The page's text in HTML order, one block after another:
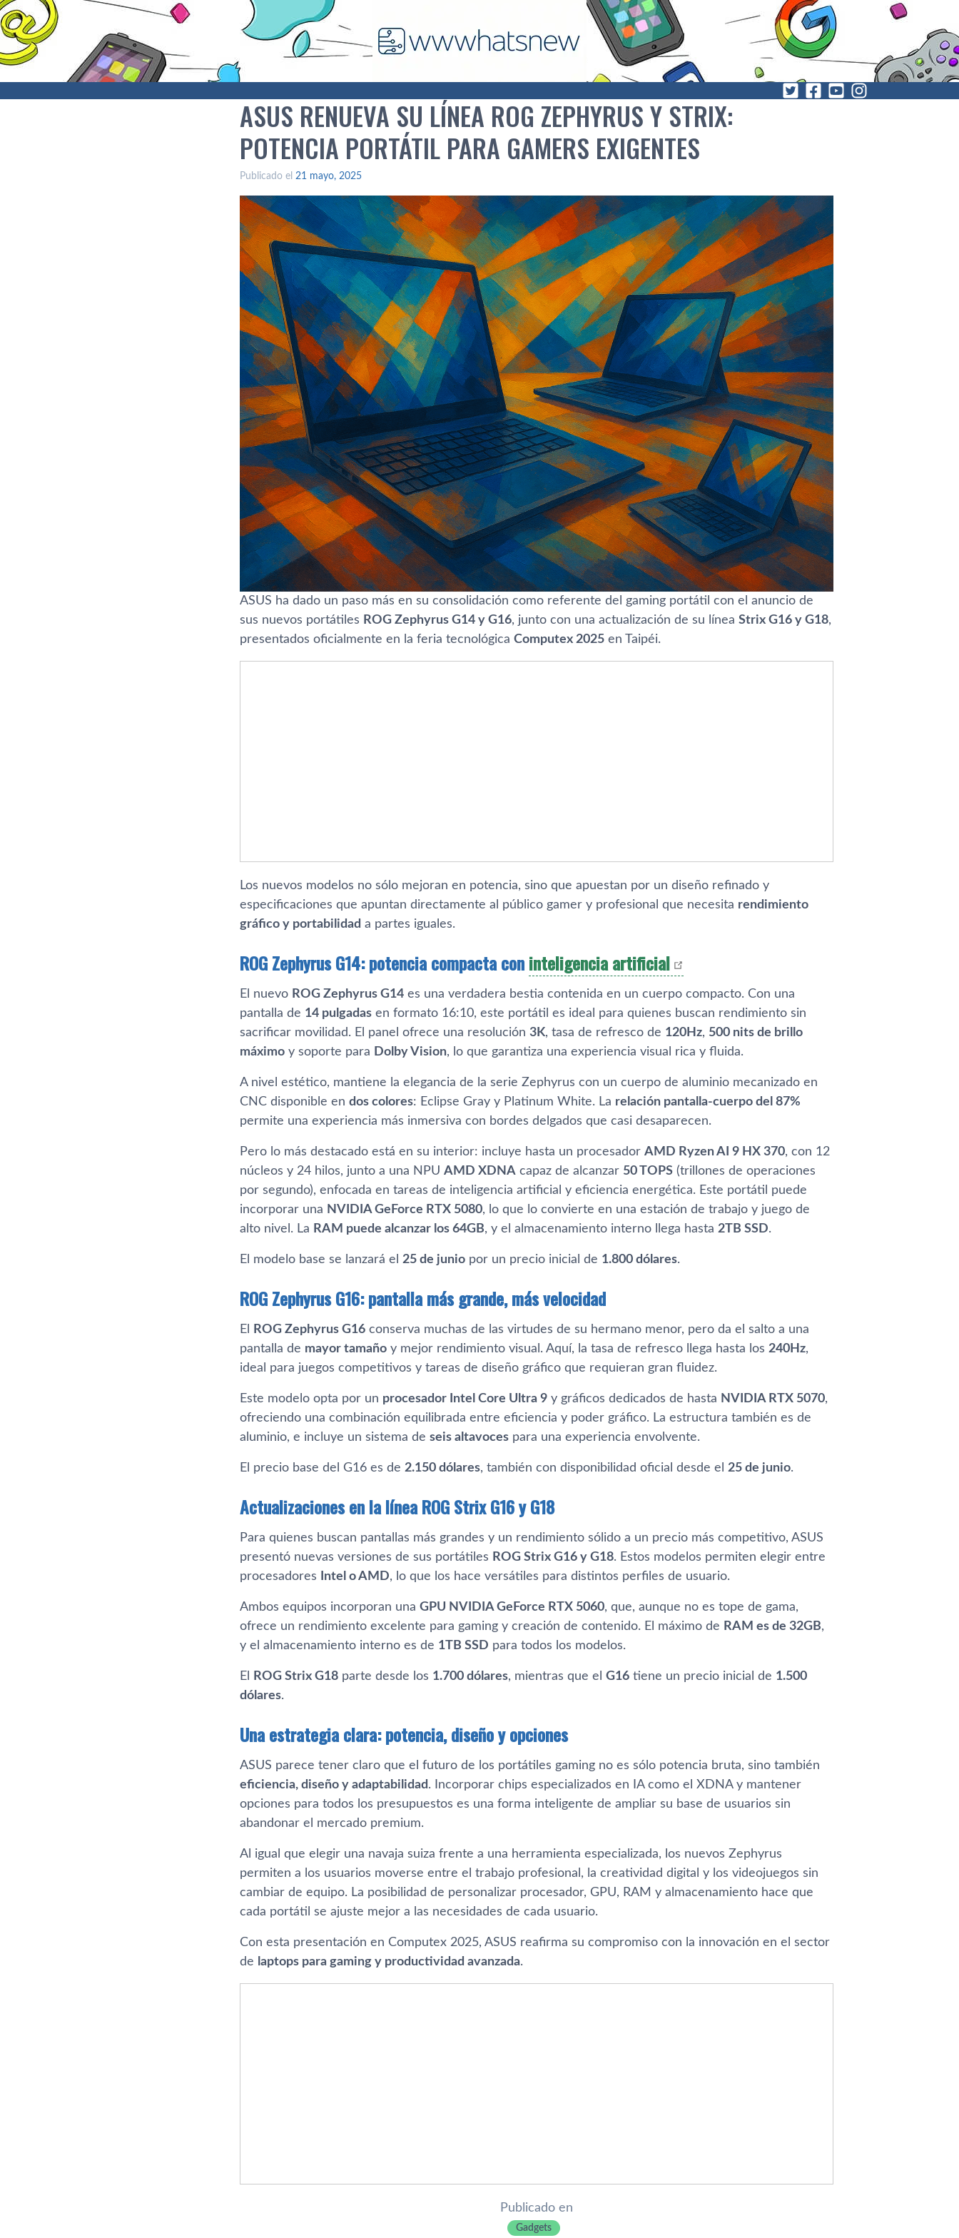
ASUS RENUEVA SU LÍNEA ROG ZEPHYRUS Y STRIX:
POTENCIA PORTÁTIL PARA GAMERS EXIGENTES
Publicado el 21 mayo, 2025
ASUS ha dado un paso más en su consolidación como referente del gaming portátil con el anuncio de
sus nuevos portátiles ROG Zephyrus G14 y G16, junto con una actualización de su línea Strix G16 y G18,
presentados oficialmente en la feria tecnológica Computex 2025 en Taipéi.
Los nuevos modelos no sólo mejoran en potencia, sino que apuestan por un diseño refinado y
especificaciones que apuntan directamente al público gamer y profesional que necesita rendimiento
gráfico y portabilidad a partes iguales.
ROG Zephyrus G14: potencia compacta coninteligencia artificial
El nuevo ROG Zephyrus G14 es una verdadera bestia contenida en un cuerpo compacto. Con una
pantalla de 14 pulgadas en formato 16:10, este portátil es ideal para quienes buscan rendimiento sin
sacrificar movilidad. El panel ofrece una resolución 3K, tasa de refresco de 120Hz, 500 nits de brillo
máximo y soporte para Dolby Vision, lo que garantiza una experiencia visual rica y fluida.
A nivel estético, mantiene la elegancia de la serie Zephyrus con un cuerpo de aluminio mecanizado en
CNC disponible en dos colores: Eclipse Gray y Platinum White. La relación pantalla-cuerpo del 87%
permite una experiencia más inmersiva con bordes delgados que casi desaparecen.
Pero lo más destacado está en su interior: incluye hasta un procesador AMD Ryzen AI 9 HX 370, con 12
núcleos y 24 hilos, junto a una NPU AMD XDNA capaz de alcanzar 50 TOPS (trillones de operaciones
por segundo), enfocada en tareas de inteligencia artificial y eficiencia energética. Este portátil puede
incorporar una NVIDIA GeForce RTX 5080, lo que lo convierte en una estación de trabajo y juego de
alto nivel. La RAM puede alcanzar los 64GB, y el almacenamiento interno llega hasta 2TB SSD.
El modelo base se lanzará el 25 de junio por un precio inicial de 1.800 dólares.
ROG Zephyrus G16: pantalla más grande, más velocidad
El ROG Zephyrus G16 conserva muchas de las virtudes de su hermano menor, pero da el salto a una
pantalla de mayor tamaño y mejor rendimiento visual. Aquí, la tasa de refresco llega hasta los 240Hz,
ideal para juegos competitivos y tareas de diseño gráfico que requieran gran fluidez.
Este modelo opta por un procesador Intel Core Ultra 9 y gráficos dedicados de hasta NVIDIA RTX 5070,
ofreciendo una combinación equilibrada entre eficiencia y poder gráfico. La estructura también es de
aluminio, e incluye un sistema de seis altavoces para una experiencia envolvente.
El precio base del G16 es de 2.150 dólares, también con disponibilidad oficial desde el 25 de junio.
Actualizaciones en la línea ROG Strix G16 y G18
Para quienes buscan pantallas más grandes y un rendimiento sólido a un precio más competitivo, ASUS
presentó nuevas versiones de sus portátiles ROG Strix G16 y G18. Estos modelos permiten elegir entre
procesadores
Intel o AMD, lo que los hace versátiles para distintos perfiles de usuario.
Ambos equipos incorporan una GPU NVIDIA GeForce RTX 5060, que, aunque no es tope de gama,
ofrece un rendimiento excelente para gaming y creación de contenido. El máximo de RAM es de 32GB,
y el almacenamiento interno es de 1TB SSD para todos los modelos.
El ROG Strix G18 parte desde los 1.700 dólares, mientras que el G16 tiene un precio inicial de 1.500
dólares.
Una estrategia clara: potencia, diseño y opciones
ASUS parece tener claro que el futuro de los portátiles gaming no es sólo potencia bruta, sino también
eficiencia, diseño y adaptabilidad. Incorporar chips especializados en IA como el XDNA y mantener
opciones para todos los presupuestos es una forma inteligente de ampliar su base de usuarios sin
abandonar el mercado premium.
Al igual que elegir una navaja suiza frente a una herramienta especializada, los nuevos Zephyrus
permiten a los usuarios moverse entre el trabajo profesional, la creatividad digital y los videojuegos sin
cambiar de equipo. La posibilidad de personalizar procesador, GPU, RAM y almacenamiento hace que
cada portátil se ajuste mejor a las necesidades de cada usuario.
Con esta presentación en Computex 2025, ASUS reafirma su compromiso con la innovación en el sector
de laptops para gaming y productividad avanzada.
Publicado en
Gadgets